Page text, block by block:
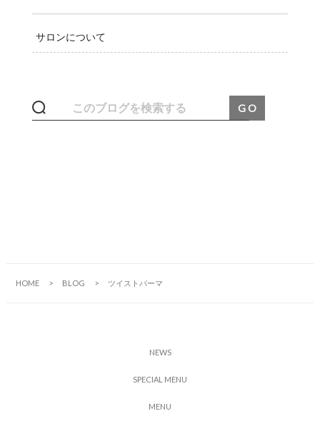
サロンについて
HOME BLOG ツイストパーマ
NEWS
SPECIAL MENU
MENU